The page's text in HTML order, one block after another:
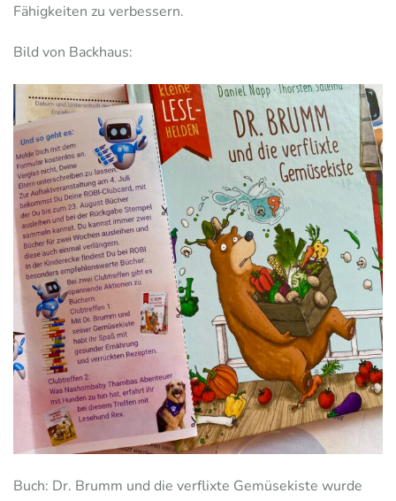
Fähigkeiten zu verbessern.
Bild von Backhaus:
Buch: Dr. Brumm und die verflixte Gemüsekiste wurde